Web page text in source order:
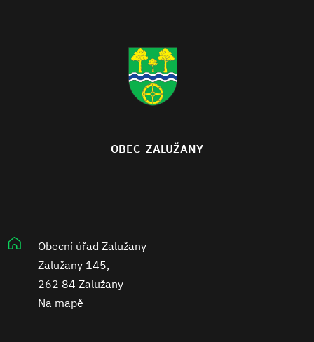
OBEC ZALUŽANY
Obecní úřad Zalužany
Zalužany 145,
262 84 Zalužany
Na mapě